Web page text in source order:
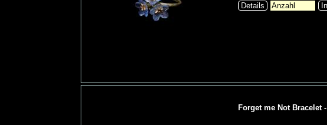
Details
Forget me Not Bracelet